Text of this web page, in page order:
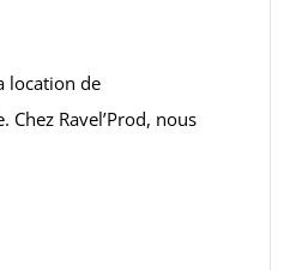
location de
Ravel’Prod, nous